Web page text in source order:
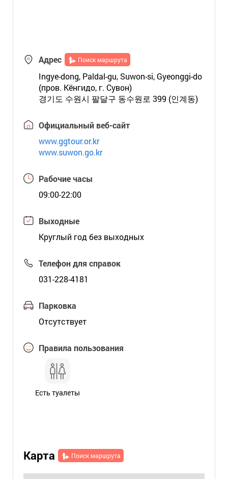
Адрес Поиск маршрута
Ingye-dong, Paldal-gu, Suwon-si, Gyeonggi-do
(пров. Кёнгидо, г. Сувон)
경기도 수원시 팔달구 동수원로 399 (인계동)
Официальный веб-сайт
www.ggtour.or.kr
www.suwon.go.kr
Рабочие часы
09:00-22:00
Выходные
Круглый год без выходных
Телефон для справок
031-228-4181
Парковка
Отсутствует
Правила пользования
Есть туалеты
Карта Поиск маршрута